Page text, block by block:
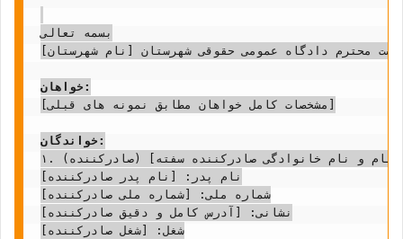
بسمه تعالی
محترم دادگاه عمومی حقوقی شهرستان [نام شهرستان]
خواهان:
[مشخصات کامل خواهان مطابق نمونه های قبلی]
خواندگان:
۱. نام و نام خانوادگی: [نام و نام خانوادگی صادرکننده سفته] (صادرکننده)
نام پدر: [نام پدر صادرکننده]
شماره ملی: [شماره ملی صادرکننده]
نشانی: [آدرس کامل و دقیق صادرکننده]
شغل: [شغل صادرکننده]